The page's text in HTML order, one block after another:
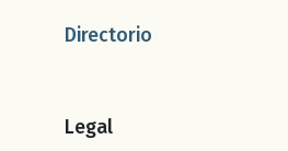
Directorio
Legal